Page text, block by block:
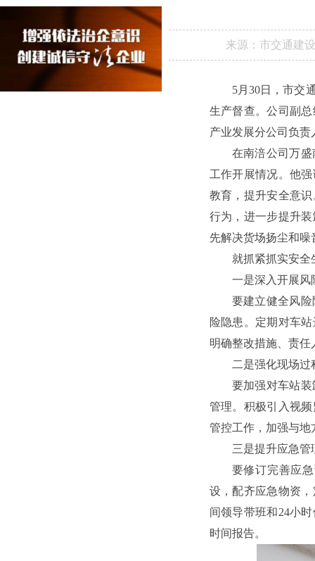
来源： 市交通建
5月30日，市交
生产督查。公司副
产业发展分公司负
在南涪公司万
工作开展情况。他
教育，提升安全意
行为，进一步提升
先解决货场扬尘和
就抓紧抓实安全
一是深入开展风
要建立健全风
险隐患。定期对车
明确整改措施、责
二是强化现场过
要加强对车站
管理。积极引入视
管控工作，加强与地
三是提升应急管
要修订完善应
设，配齐应急物资
间领导带班和24小
时间报告。